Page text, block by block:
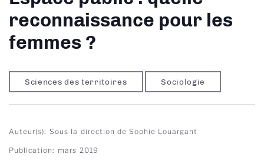
reconnaissance pour les
femmes ?
Sciences des territoires Sociologie
Auteur(s) Sous la direction de Sophie Louargant
Publication mars 2019